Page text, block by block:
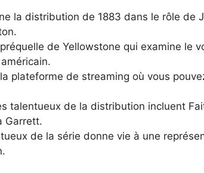
la distribution de 1883 dans le rôle de
de Yellowstone qui examine le
plateforme de streaming où vous
talentueux de la distribution incluent
Garrett.
de la série donne vie à une